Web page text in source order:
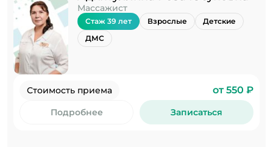
Массажист
Стаж 39 лет Взрослые
Детские
ДМС
Стоимость приема от 550 ₽
Подробнее Записаться